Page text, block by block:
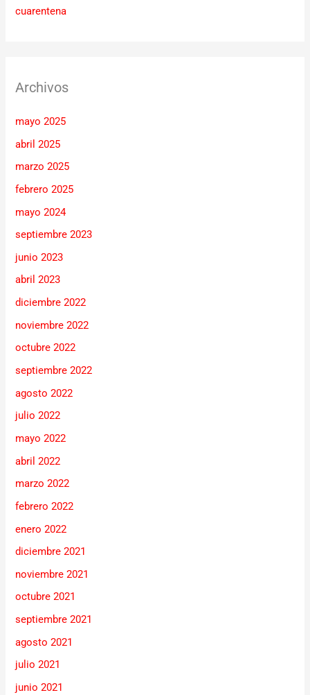
cuarentena
Archivos
mayo 2025
abril 2025
marzo 2025
febrero 2025
mayo 2024
septiembre 2023
junio 2023
abril 2023
diciembre 2022
noviembre 2022
octubre 2022
septiembre 2022
agosto 2022
julio 2022
mayo 2022
abril 2022
marzo 2022
febrero 2022
enero 2022
diciembre 2021
noviembre 2021
octubre 2021
septiembre 2021
agosto 2021
julio 2021
junio 2021